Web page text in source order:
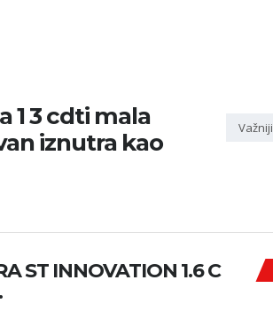
1 3 cdti mala
iznutra kao
Važniji
ST INNOVATION 1.6 C